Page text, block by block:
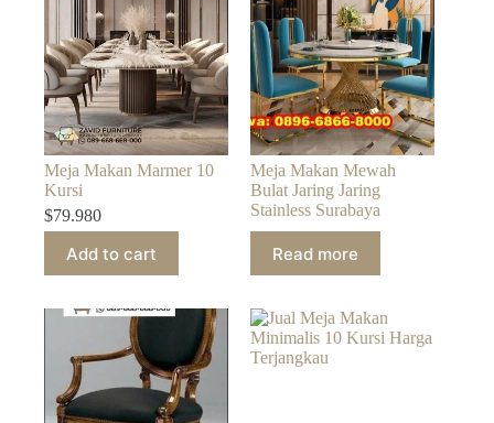
Meja Makan Marmer 10
Kursi
$79.980
Add to cart
Meja Makan Mewah
Bulat Jaring Jaring
Stainless Surabaya
Read more